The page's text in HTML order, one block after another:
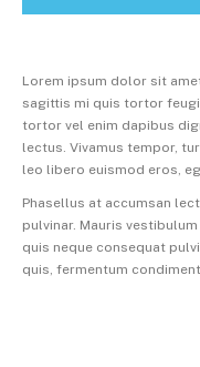
Lorem ipsum dolor sit
sagittis mi quis tortor
tortor vel enim dapibus
lectus. Vivamus tempor,
leo libero euismod eros,
Phasellus at accumsan
pulvinar. Mauris
quis neque consequat
quis, fermentum